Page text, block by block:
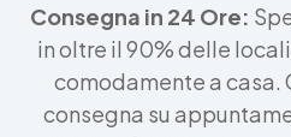
Consegna in 24 Ore:
in oltre il 90% delle
comodamente a casa.
consegna su